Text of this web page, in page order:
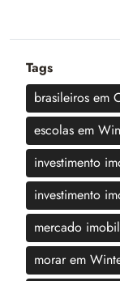
Tags
brasileiros em
escolas em
investimento
investimento
mercado
morar em